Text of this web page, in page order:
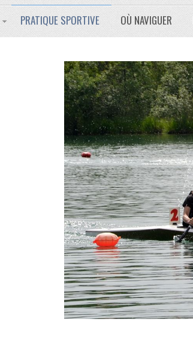
PRATIQUE SPORTIVE OÙ NAVIGUER